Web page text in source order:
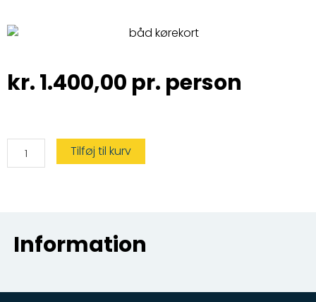
kr.1.400,00 pr. person
Gavekort
Speedbådskursus
Fredericia
antal
Tilføj til kurv
Information